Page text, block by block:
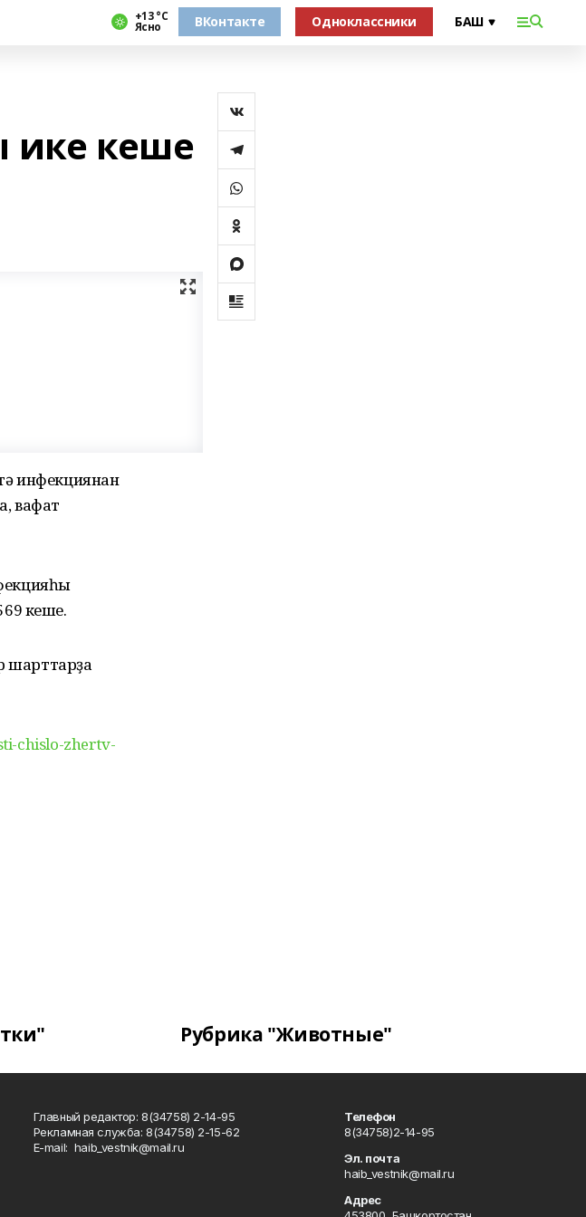
+13 °С
Ясно ВКонтакте Одноклассники
ике кеше
инфекциянан
вафат
кеше.
шарттарҙа
chislo-zhertv-
Рубрика "Животные"
Главный редактор: 8(34758) 2-14-95
Рекламная служба: 8(34758) 2-15-62
Е-mаil: haib_vestnik@mail.ru
Телефон
8(34758)2-14-95
Эл. почта
haib_vestnik@mail.ru
Адрес